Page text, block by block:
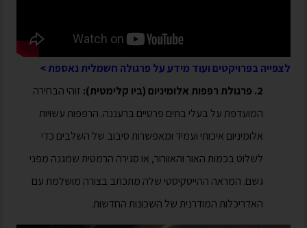
לצפייה בפרויקטים ועוד מידע על פרגולה חשמלית נאספת >
2. פרגולת רפפות אלומיניום (ביו קלימטית):
זוהי הבחירה
המועדפת על בעלי בתים פרטיים ברעננה. הרפפות עשויות
אלומיניום איכותי ועמיד ומאפשרות סיבוב של השלבים כדי
לשלוט בכמות האור והאוורור, או סגירה הרמטית שמגנה מפני
גשם. המראה ההייטקיסטי שלה מתכתב בצורה מושלמת עם
האדריכלות המודרנית של השכונות החדשות.